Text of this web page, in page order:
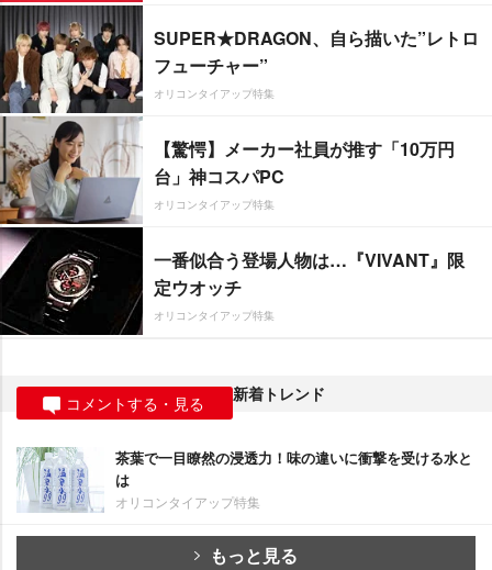
SUPER★DRAGON、自ら描いた”レトロ
フューチャー”
オリコンタイアップ特集
【驚愕】メーカー社員が推す「10万円
台」神コスパPC
オリコンタイアップ特集
一番似合う登場人物は…『VIVANT』限
定ウオッチ
オリコンタイアップ特集
コメントする・見る 新着トレンド
茶葉で一目瞭然の浸透力！味の違いに衝撃を受ける水と
は
オリコンタイアップ特集
もっと見る